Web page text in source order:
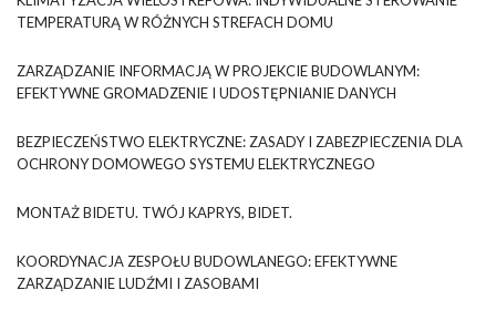
TEMPERATURĄ W RÓŻNYCH STREFACH DOMU
ZARZĄDZANIE INFORMACJĄ W PROJEKCIE BUDOWLANYM:
EFEKTYWNE GROMADZENIE I UDOSTĘPNIANIE DANYCH
BEZPIECZEŃSTWO ELEKTRYCZNE: ZASADY I ZABEZPIECZENIA DLA
OCHRONY DOMOWEGO SYSTEMU ELEKTRYCZNEGO
MONTAŻ BIDETU. TWÓJ KAPRYS, BIDET.
KOORDYNACJA ZESPOŁU BUDOWLANEGO: EFEKTYWNE
ZARZĄDZANIE LUDŹMI I ZASOBAMI